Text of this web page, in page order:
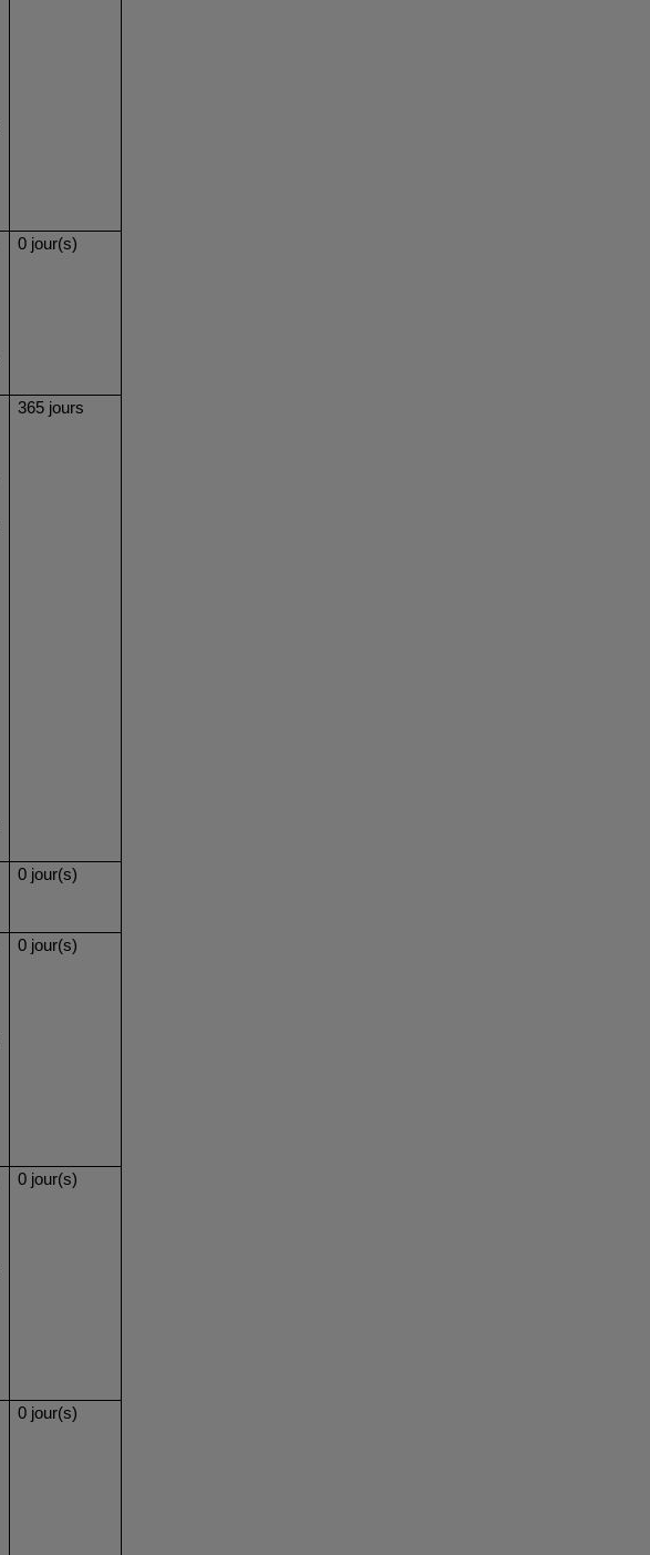
0 jour(s)
365 jours
0 jour(s)
0 jour(s)
0 jour(s)
0 jour(s)